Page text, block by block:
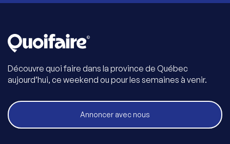
Découvre quoi faire dans la province de Québec
aujourd’hui, ce weekend ou pour les semaines à venir.
Annoncer avec nous